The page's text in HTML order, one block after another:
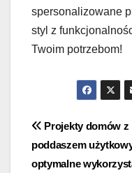
spersonalizowane
styl z
Twoim potrzebom!
Nawigacja
wpisu
Projekty domów z
poddaszem
optymalne